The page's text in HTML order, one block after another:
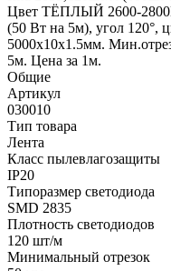
Цвет ТЁПЛЫЙ 2600-
(50 Вт на 5м), угол 120°,
5000х10x1.5мм.
5м. Цена за 1м.
Общие
Артикул
030010
Тип товара
Лента
Класс пылевлагозащиты
IP20
Типоразмер светодиода
SMD 2835
Плотность светодиодов
120 шт/м
Минимальный отрезок